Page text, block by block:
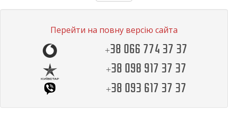
Перейти на повну версію сайта
+38 066 774 37 37
+38 098 917 37 37
+38 093 617 37 37